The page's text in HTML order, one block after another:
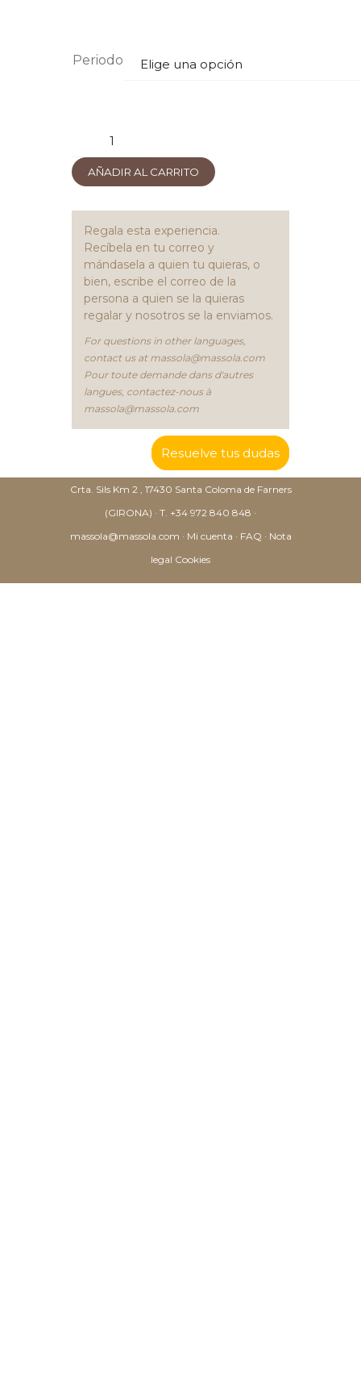
Periodo
Escapada
bienestar
cantidad
AÑADIR AL CARRITO
Regala esta experiencia.
Recíbela en tu correo y
mándasela a quien tu quieras, o
bien, escribe el correo de la
persona a quien se la quieras
regalar y nosotros se la enviamos.
For questions in other languages,
contact us at massola@massola.com
Pour toute demande dans d'autres
langues, contactez-nous à
massola@massola.com
Resuelve tus dudas
Crta. Sils Km 2 , 17430 Santa Coloma de Farners
(GIRONA) · T. +34 972 840 848 ·
massola@massola.com · Mi cuenta · FAQ · Nota
legal Cookies